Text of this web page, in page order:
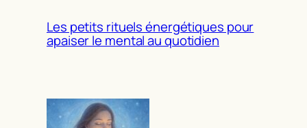
Les petits rituels énergétiques pour
apaiser le mental au quotidien